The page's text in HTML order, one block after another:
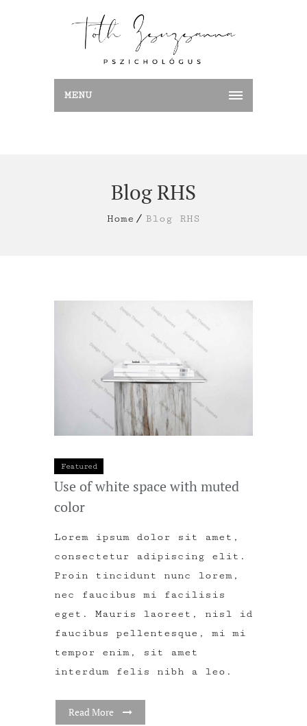
MENU
Blog RHS
Home Blog RHS
Featured
Use of white space with muted
color
Lorem ipsum dolor sit amet,
consectetur adipiscing elit.
Proin tincidunt nunc lorem,
nec faucibus mi facilisis
eget. Mauris laoreet, nisl id
faucibus pellentesque, mi mi
tempor enim, sit amet
interdum felis nibh a leo.
Read More